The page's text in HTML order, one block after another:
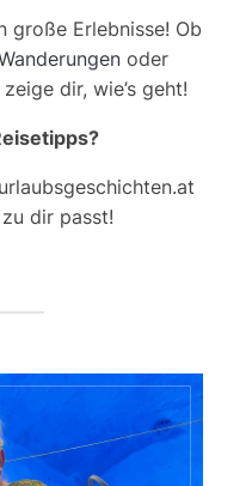
große Erlebnisse! Ob
oder
dir, wie’s geht!
dir passt!